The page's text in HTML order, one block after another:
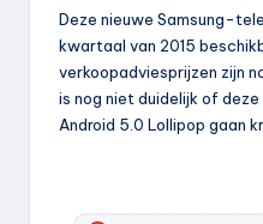
Deze nieuwe Samsung-
kwartaal van 2015
verkoopadviesprijzen zijn
is nog niet duidelijk of
Android 5.0 Lollipop gaan